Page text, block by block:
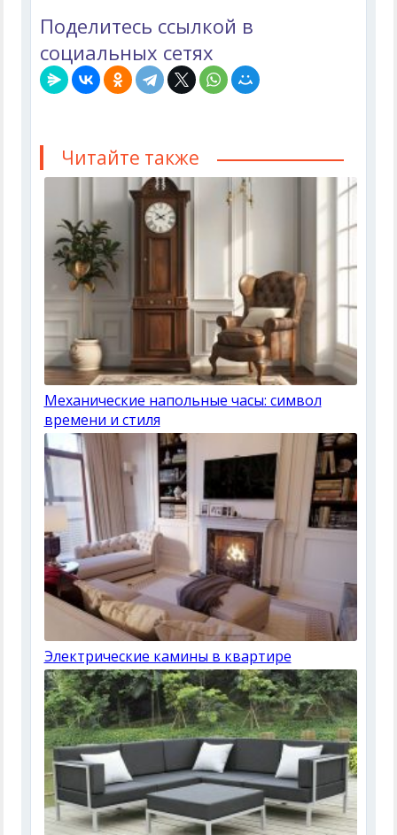
Поделитесь ссылкой в
социальных сетях
Читайте также
Механические напольные часы: символ
времени и стиля
Электрические камины в квартире